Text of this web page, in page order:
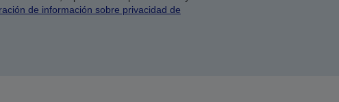
de información sobre privacidad de